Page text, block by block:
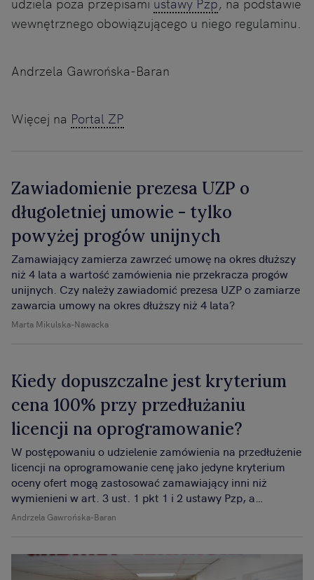
wewnętrznego obowiązującego u niego regulaminu.
Andrzela Gawrońska-Baran
Więcej na Portal ZP
Zawiadomienie prezesa UZP o
długoletniej umowie - tylko
powyżej progów unijnych
Marta Mikulska-Nawacka
Zamawiający zamierza zawrzeć umowę na okres dłuższy
niż 4 lata a wartość zamówienia nie przekracza progów
unijnych. Czy należy zawiadomić prezesa UZP o zamiarze
zawarcia umowy na okres dłuższy niż 4 lata?
Kiedy dopuszczalne jest kryterium
cena 100% przy przedłużaniu
licencji na oprogramowanie?
Andrzela Gawrońska-Baran
W postępowaniu o udzielenie zamówienia na przedłużenie
licencji na oprogramowanie cenę jako jedyne kryterium
oceny ofert mogą zastosować zamawiający inni niż
wymienieni w art. 3 ust. 1 pkt 1 i 2 ustawy Pzp, a
pozostali zmawiający - przy wypełnieniu wymagań z art.